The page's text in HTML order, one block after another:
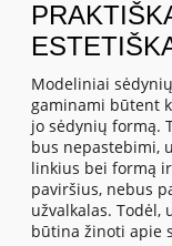
Modeliniai
gaminami būtent
jo sėdynių formą.
bus nepastebimi,
linkius bei formą
paviršius, nebus
užvalkalas. Todėl,
būtina žinoti apie